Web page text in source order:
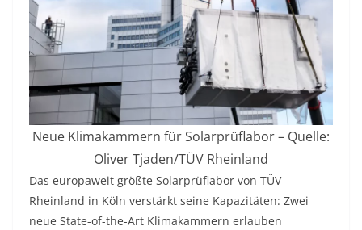
Neue Klimakammern für Solarprüflabor – Quelle:
Oliver Tjaden/TÜV Rheinland
Das europaweit größte Solarprüflabor von TÜV
Rheinland in Köln verstärkt seine Kapazitäten: Zwei
neue State-of-the-Art Klimakammern erlauben